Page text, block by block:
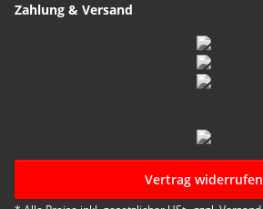
Zahlung & Versand
Vertrag widerrufen